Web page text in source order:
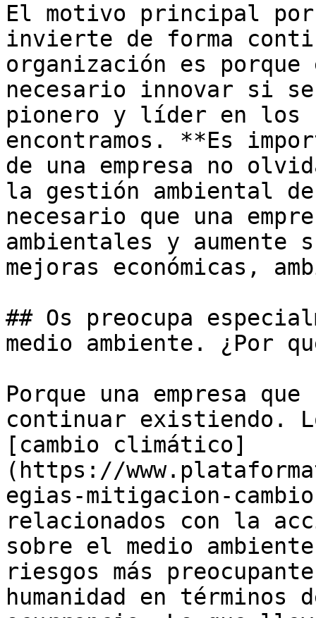
El motivo principal
invierte de forma
organización es porque
necesario innovar si
pionero y líder en los
encontramos. **Es
de una empresa no
la gestión ambiental
necesario que una
ambientales y
mejoras económicas,
## Os preocupa
medio ambiente. ¿Por
Porque una empresa
continuar existiendo.
[cambio climático]
(https://
egias-mitigacion-
relacionados con la
sobre el medio
riesgos más
humanidad en términos